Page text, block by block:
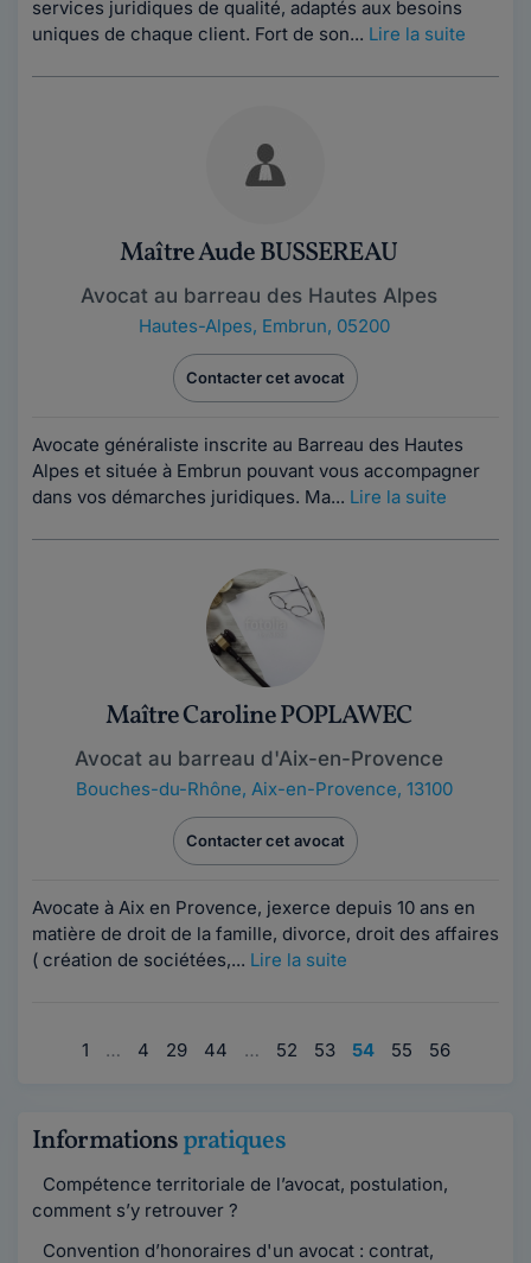
services juridiques de qualité, adaptés aux besoins
uniques de chaque client. Fort de son... Lire la suite
Maître Aude BUSSEREAU
Avocat au barreau des Hautes Alpes
Hautes-Alpes, Embrun, 05200
Contacter cet avocat
Avocate généraliste inscrite au Barreau des Hautes
Alpes et située à Embrun pouvant vous accompagner
dans vos démarches juridiques. Ma... Lire la suite
Maître Caroline POPLAWEC
Avocat au barreau d'Aix-en-Provence
Bouches-du-Rhône, Aix-en-Provence, 13100
Contacter cet avocat
Avocate à Aix en Provence, jexerce depuis 10 ans en
matière de droit de la famille, divorce, droit des affaires
( création de sociétées,... Lire la suite
1 … 4 29 44 … 52 53 54 55 56
Informationspratiques
Compétence territoriale de l’avocat, postulation,
comment s’y retrouver ?
Convention d’honoraires d'un avocat : contrat,